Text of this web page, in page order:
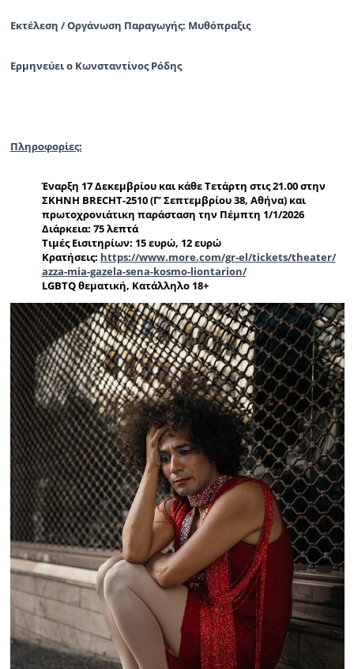
Εκτέλεση / Οργάνωση Παραγωγής: Μυθόπραξις
Ερμηνεύει ο Κωνσταντίνος Ρόδης
Πληροφορίες:
Έναρξη 17 Δεκεμβρίου και κάθε Τετάρτη στις 21.00 στην
ΣΚΗΝΗ BRECHT-2510 (Γ’ Σεπτεμβρίου 38, Αθήνα) και
πρωτοχρονιάτικη παράσταση την Πέμπτη 1/1/2026
Διάρκεια: 75 λεπτά
Τιμές Εισιτηρίων: 15 ευρώ, 12 ευρώ
Κρατήσεις: https://www.more.com/gr-el/tickets/theater/
azza-mia-gazela-sena-kosmo-liontarion/
LGBTQ θεματική, Κατάλληλο 18+